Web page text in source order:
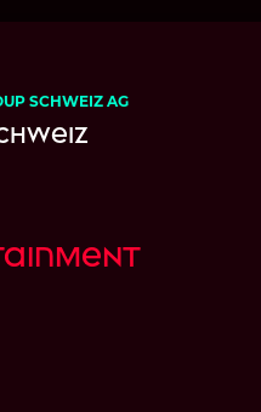
SCHWEIZ AG